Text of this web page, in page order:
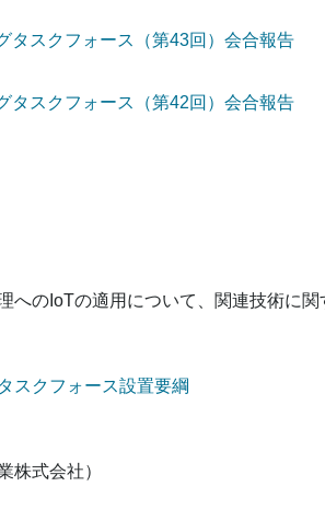
タスクフォース（第43回）会合報告
タスクフォース（第42回）会合報告
のIoTの適用について、関連技術に
スクフォース設置要綱
式会社）